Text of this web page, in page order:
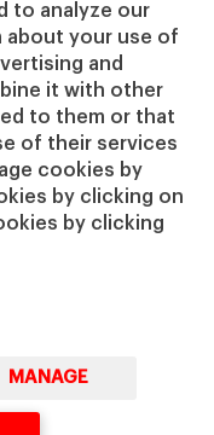
to analyze our
about your use of
and
it with other
to them or that
of their services
cookies by
by clicking on
by clicking
MANAGE
de Compliance
y becas
of Navarra